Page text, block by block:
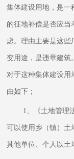
集体建设用地，是一
的征地补偿是否应当
虑。理由主要是这些
变用途，是违章建筑
对于这种集体建设用
由如下；
1、《土地管理法
可以使用乡（镇）土
其他单位、个人以土